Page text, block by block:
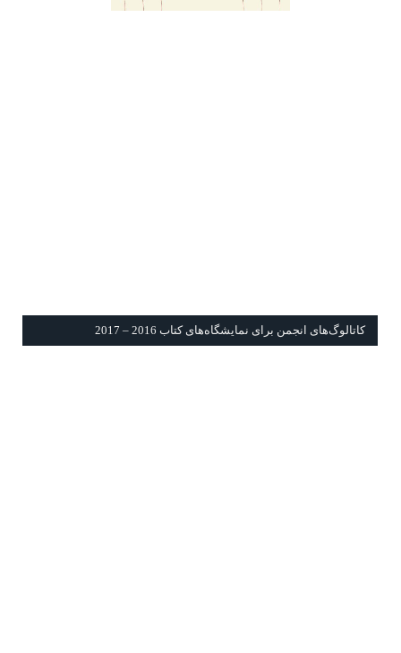
كاتالوگ‌های انجمن برای نمايشگاه‌های كتاب 2016 – 2017